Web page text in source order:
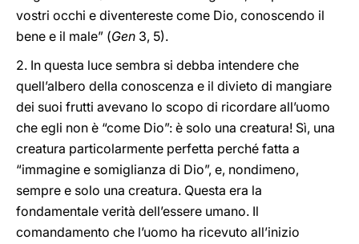
vostri occhi e diventereste come Dio, conoscendo il
bene e il male” (Gen 3, 5).
2. In questa luce sembra si debba intendere che
quell’albero della conoscenza e il divieto di mangiare
dei suoi frutti avevano lo scopo di ricordare all’uomo
che egli non è “come Dio”: è solo una creatura! Sì, una
creatura particolarmente perfetta perché fatta a
“immagine e somiglianza di Dio”, e, nondimeno,
sempre e solo una creatura. Questa era la
fondamentale verità dell’essere umano. Il
comandamento che l’uomo ha ricevuto all’inizio